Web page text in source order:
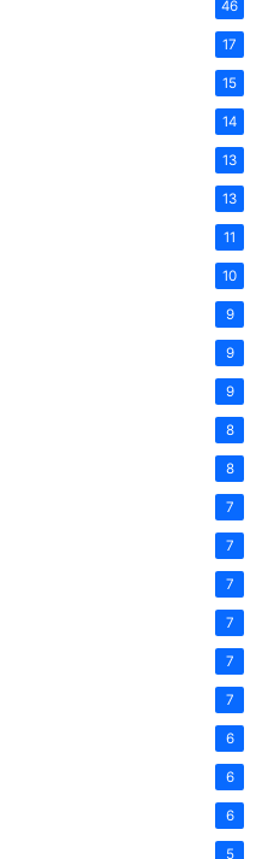
46
17
15
14
13
13
11
10
9
9
9
8
8
7
7
7
7
7
7
6
6
6
5